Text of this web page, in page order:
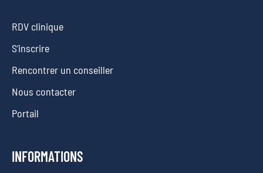
RDV clinique
S’inscrire
Rencontrer un conseiller
Nous contacter
Portail
INFORMATIONS